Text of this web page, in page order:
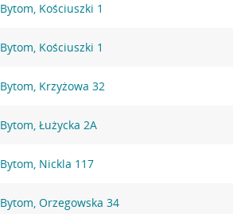
Bytom, Kościuszki 1
Bytom, Kościuszki 1
Bytom, Krzyżowa 32
Bytom, Łużycka 2A
Bytom, Nickla 117
Bytom, Orzegowska 34